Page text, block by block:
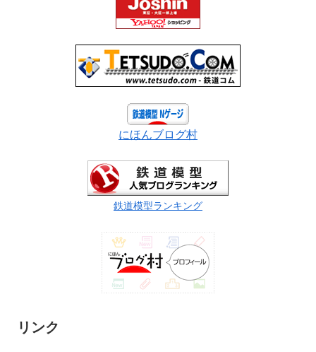
にほんブログ村
鉄道模型ランキング
リンク